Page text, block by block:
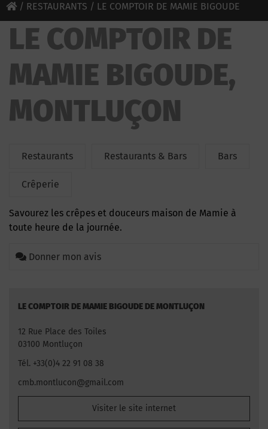
/ RESTAURANTS / LE COMPTOIR DE MAMIE BIGOUDE
LE COMPTOIR DE
MAMIE BIGOUDE,
MONTLUÇON
Restaurants Restaurants & Bars Bars
Crêperie
Savourez les crêpes et douceurs maison de Mamie à
toute heure de la journée.
Donner mon avis
LE COMPTOIR DE MAMIE BIGOUDE DE MONTLUÇON
12 Rue Place des Toiles
03100 Montluçon
Tél. +33(0)4 22 91 08 38
cmb.montlucon@gmail.com
Visiter le site internet